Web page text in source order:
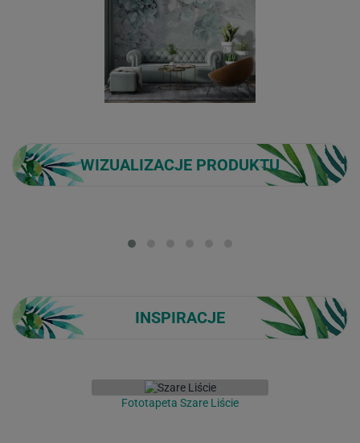
WIZUALIZACJE PRODUKTU
INSPIRACJE
Fototapeta Szare Liście